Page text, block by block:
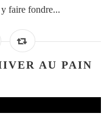
faire fondre...
AU PAIN